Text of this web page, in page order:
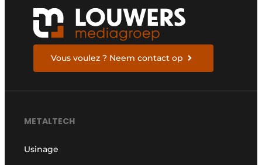
Vous voulez ? Neem contact op
METALTECH
Usinage